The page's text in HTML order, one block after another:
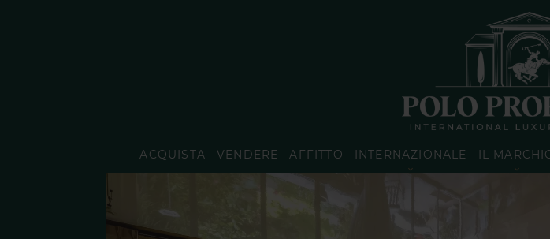
ACQUISTA VENDERE AFFITTO INTERNAZIONALE IL